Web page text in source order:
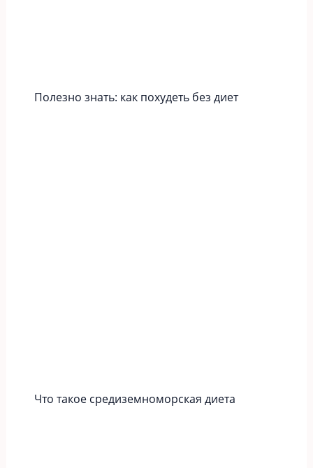
Полезно знать: как похудеть без диет
Что такое средиземноморская диета